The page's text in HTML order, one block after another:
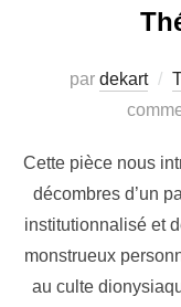
par dekart
Cette pièce nous
décombres d’un
institutionnalisé et
monstrueux
au culte